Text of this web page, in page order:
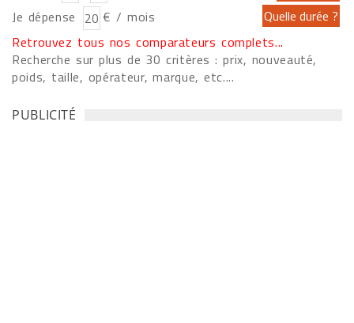
Je dépense
€ / mois
Retrouvez tous nos comparateurs complets...
Recherche sur plus de 30 critères : prix, nouveauté,
poids, taille, opérateur, marque, etc....
PUBLICITÉ